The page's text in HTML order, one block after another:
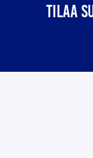
TILAA